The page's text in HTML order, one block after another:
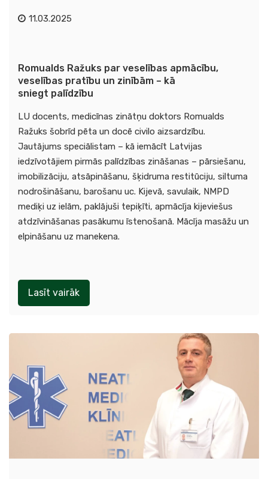
11.03.2025
Romualds Ražuks par veselības apmācību,
veselības pratību un zinībām – kā
sniegt palīdzību
LU docents, medicīnas zinātņu doktors Romualds
Ražuks šobrīd pēta un docē civilo aizsardzību.
Jautājums speciālistam – kā iemācīt Latvijas
iedzīvotājiem pirmās palīdzības zināšanas – pārsiešanu,
imobilizāciju, atsāpināšanu, šķidruma restitūciju, siltuma
nodrošināšanu, barošanu uc. Kijevā, savulaik, NMPD
mediķi uz ielām, paklājuši tepiķīti, apmācīja kijeviešus
atdzīvināšanas pasākumu īstenošanā. Mācīja masāžu un
elpināšanu uz manekena.
Lasīt vairāk